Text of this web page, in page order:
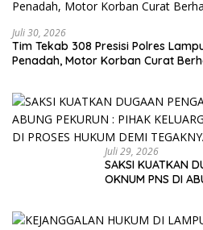
Juli 30, 2026
Tim Tekab 308 Presisi Polres
Penadah, Motor Korban Curat
Juli 29, 2026
SAKSI KUATKAN
OKNUM PNS DI